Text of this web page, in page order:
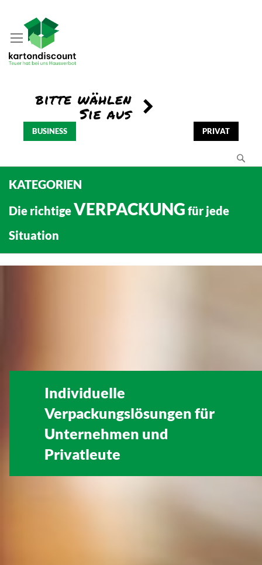
BUSINESS PRIVAT
KATEGORIEN
Die richtigeVERPACKUNG für jede
Situation
Individuelle
Verpackungslösungen für
Unternehmen und
Privatleute